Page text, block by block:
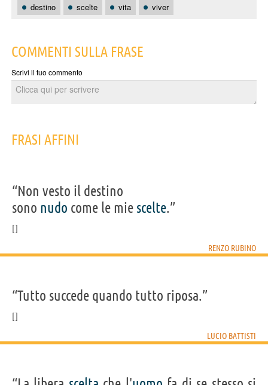
destino scelte vita viver
COMMENTI SULLA FRASE
Scrivi il tuo commento
FRASI AFFINI
“Non vesto il destino
sono nudo come le mie scelte.”
RENZO RUBINO
“Tutto succede quando tutto riposa.”
LUCIO BATTISTI